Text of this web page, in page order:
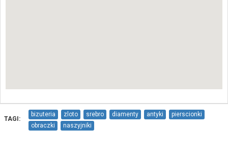
TAGI:
bizuteria zloto srebro diamenty antyki
pierscionki
obraczki
naszyjniki